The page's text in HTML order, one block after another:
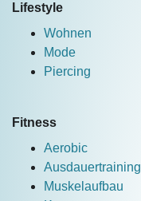
Lifestyle
Wohnen
Mode
Piercing
Fitness
Aerobic
Ausdauertraining
Muskelaufbau